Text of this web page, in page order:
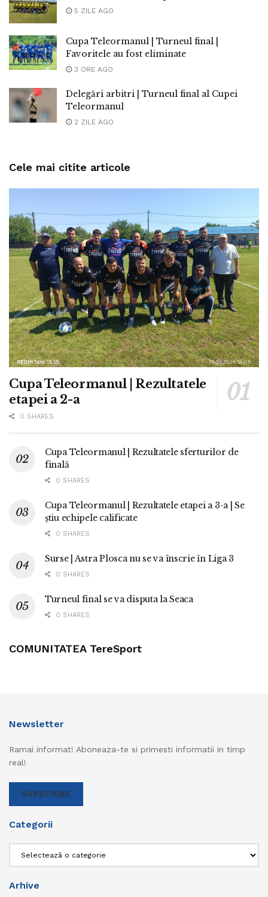
5 ZILE AGO
Cupa Teleormanul | Turneul final |
Favoritele au fost eliminate
3 ORE AGO
Delegări arbitri | Turneul final al Cupei
Teleormanul
2 ZILE AGO
Cele mai citite articole
Cupa Teleormanul | Rezultatele
etapei a 2-a
0 SHARES
Cupa Teleormanul | Rezultatele sferturilor de
finală
0 SHARES
Cupa Teleormanul | Rezultatele etapei a 3-a | Se
știu echipele calificate
0 SHARES
Surse | Astra Plosca nu se va înscrie în Liga 3
0 SHARES
Turneul final se va disputa la Seaca
0 SHARES
COMUNITATEA TereSport
Newsletter
Ramai informat! Aboneaza-te si primesti informatii in timp
real!
SUBSCRIBE
Categorii
Arhive